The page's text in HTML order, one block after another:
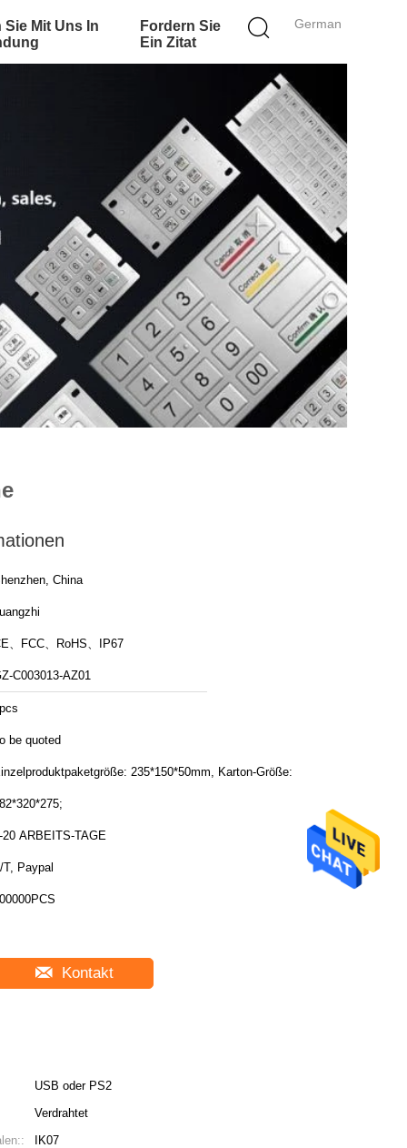
German
Sie Mit Uns In
Fordern Sie
Ein Zitat
China
、FCC、RoHS、IP67
C003013-AZ01
be quoted
235*150*50mm, Karton-Größe:
20 ARBEITS-TAGE
T, Paypal
Kontakt
USB oder PS2
Verdrahtet
IK07